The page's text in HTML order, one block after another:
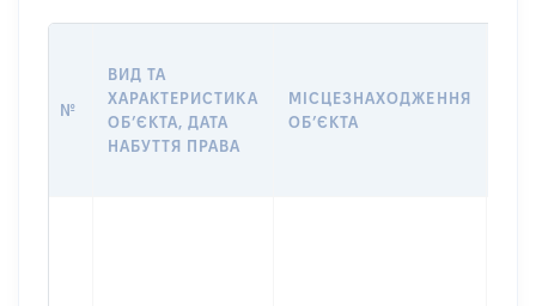
№
ВИД ТА
ХАРАКТЕРИСТИКА
ОБʼЄКТА, ДАТА
НАБУТТЯ ПРАВА
МІСЦЕЗНАХОДЖЕННЯ
ОБʼЄКТА